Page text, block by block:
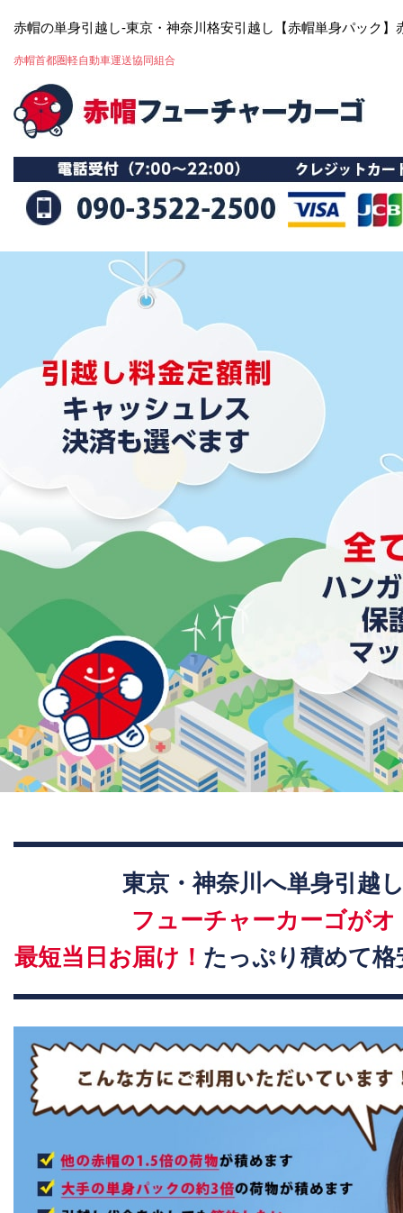
赤帽の単身引越し-東京・神奈川格安引越し【赤帽単身パック】
赤帽首都圏軽自動車運送協同組合
東京・神奈川へ単身引越
フューチャーカーゴがオ
最短当日お届け！ たっぷり積めて